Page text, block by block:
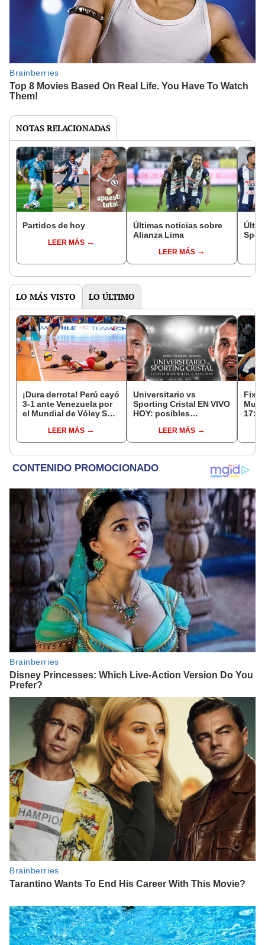
NOTAS RELACIONADAS
Partidos de hoy
LEER MÁS
Últimas noticias sobre
Alianza Lima
LEER MÁS
LO MÁS VISTO LO ÚLTIMO
¡Dura derrota! Perú cayó
3-1 ante Venezuela por
el Mundial de Vóley Sub
LEER MÁS
Universitario vs
Sporting Cristal EN VIVO
HOY: posibles
pronóstico, hora y canal
dónde ver partido por el
LEER MÁS
17: